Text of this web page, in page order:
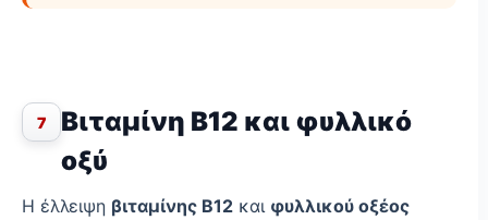
7
Βιταμίνη Β12 και φυλλικό
οξύ
Η έλλειψη βιταμίνης Β12 και φυλλικού οξέος